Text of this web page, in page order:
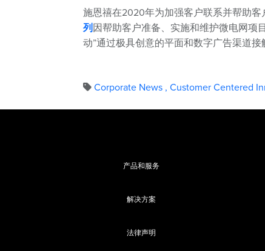
施恩禧在2020年为加强客户联系并帮助
列因帮助客户准备、实施和维护微电网项
动”通过极具创意的平面和数字广告渠道接
Corporate News , Customer Centered
产品和服务
解决方案
法律声明